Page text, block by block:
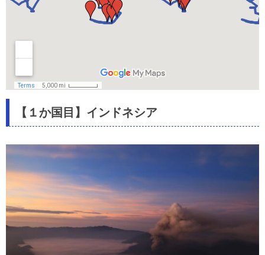
ベトナム
europe
スペイン巡礼 カミーノ・デ・サンティアゴ
メキシコ
グアテマラ
キューバ
エクアドル
ペルー
ボリビア
【１か国目】インドネシア